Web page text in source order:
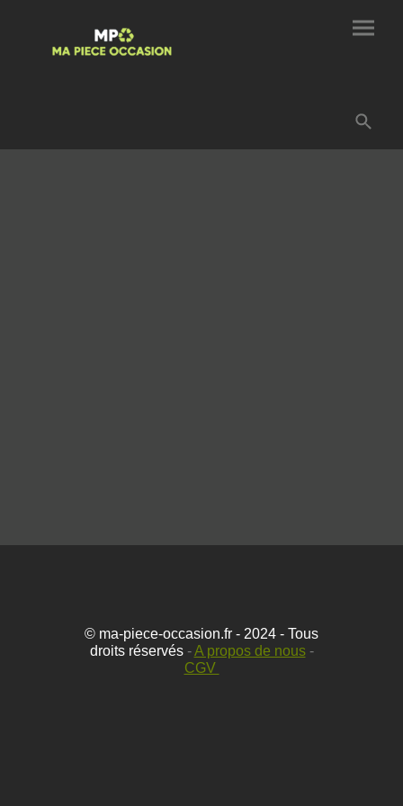
© ma-piece-occasion.fr - 2024 - Tous
droits réservés-A propos de nous-
CGV